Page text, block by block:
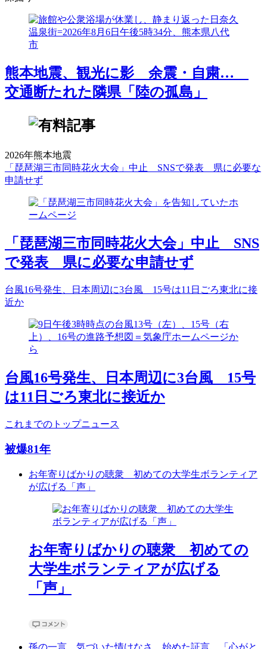
熊本地震、観光に影 余震・自粛…
交通断たれた隣県「陸の孤島」
2026年熊本地震
「琵琶湖三市同時花火大会」中止 SNSで発表 県に必要な
申請せず
「琵琶湖三市同時花火大会」中止 SNS
で発表 県に必要な申請せず
台風16号発生、日本周辺に3台風 15号は11日ごろ東北に接
近か
台風16号発生、日本周辺に3台風 15号
は11日ごろ東北に接近か
これまでのトップニュース
被爆81年
お年寄りばかりの聴衆 初めての大学生ボランティア
が広げる「声」
お年寄りばかりの聴衆 初めての
大学生ボランティアが広げる
「声」
孫の一言、気づいた情けなさ 始めた証言、「心がと